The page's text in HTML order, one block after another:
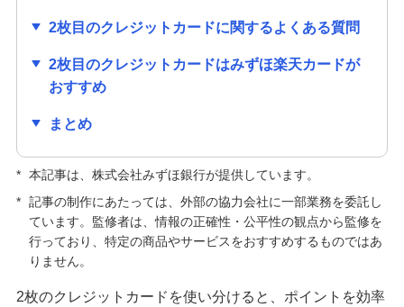
自分に合う1枚の選び方を紹介
クレジットカードの手数料が発生するのはどんな
とき？手数料なしで利用する方法も紹介
クレジットカードの解約前に確認すること・手続
方法は？メリット・デメリットも解説
しいカードが届かない原因も解説
2枚目のクレジットカードに関するよくある質問
2枚目のクレジットカードはみずほ楽天カードが
おすすめ
まとめ
* 本記事は、株式会社みずほ銀行が提供しています。
* 記事の制作にあたっては、外部の協力会社に一部業務を委託し
ています。監修者は、情報の正確性・公平性の観点から監修を
行っており、特定の商品やサービスをおすすめするものではあ
りません。
2枚のクレジットカードを使い分けると、ポイントを効率